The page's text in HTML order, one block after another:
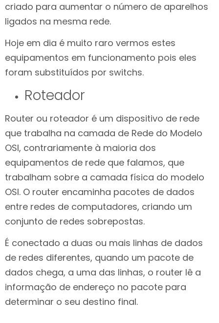
criado para aumentar o número de aparelhos
ligados na mesma rede.
Hoje em dia é muito raro vermos estes
equipamentos em funcionamento pois eles
foram substituídos por switchs.
Roteador
Router ou roteador é um dispositivo de rede
que trabalha na camada de Rede do Modelo
OSI, contrariamente à maioria dos
equipamentos de rede que falamos, que
trabalham sobre a camada física do modelo
OSI. O router encaminha pacotes de dados
entre redes de computadores, criando um
conjunto de redes sobrepostas.
É conectado a duas ou mais linhas de dados
de redes diferentes, quando um pacote de
dados chega, a uma das linhas, o router lê a
informação de endereço no pacote para
determinar o seu destino final.